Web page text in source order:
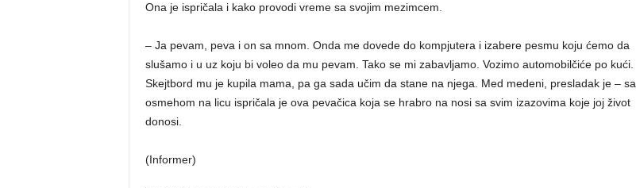
Ona je ispričala i kako provodi vreme sa svojim mezimcem.
– Ja pevam, peva i on sa mnom. Onda me dovede do kompjutera i izabere pesmu koju ćemo da
slušamo i u uz koju bi voleo da mu pevam. Tako se mi zabavljamo. Vozimo automobilčiće po kući.
Skejtbord mu je kupila mama, pa ga sada učim da stane na njega. Med medeni, presladak je – sa
osmehom na licu ispričala je ova pevačica koja se hrabro na nosi sa svim izazovima koje joj život
donosi.
(Informer)